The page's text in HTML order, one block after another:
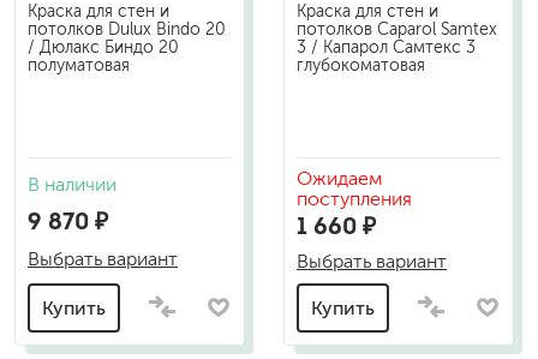
Краска для стен и
потолков Dulux Bindo 20
/ Дюлакс Биндо 20
полуматовая
В наличии
9 870 ₽
Выбрать вариант
Купить
Краска для стен и
потолков Caparol Samtex
3 / Капарол Самтекс 3
глубокоматовая
Ожидаем
поступления
1 660 ₽
Выбрать вариант
Купить